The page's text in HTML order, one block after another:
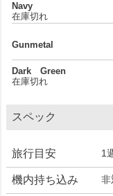
Navy
在庫切れ
Gunmetal
Dark Green
在庫切れ
スペック
旅行目安 1
機内持ち込み 非